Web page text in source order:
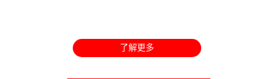
了解更多